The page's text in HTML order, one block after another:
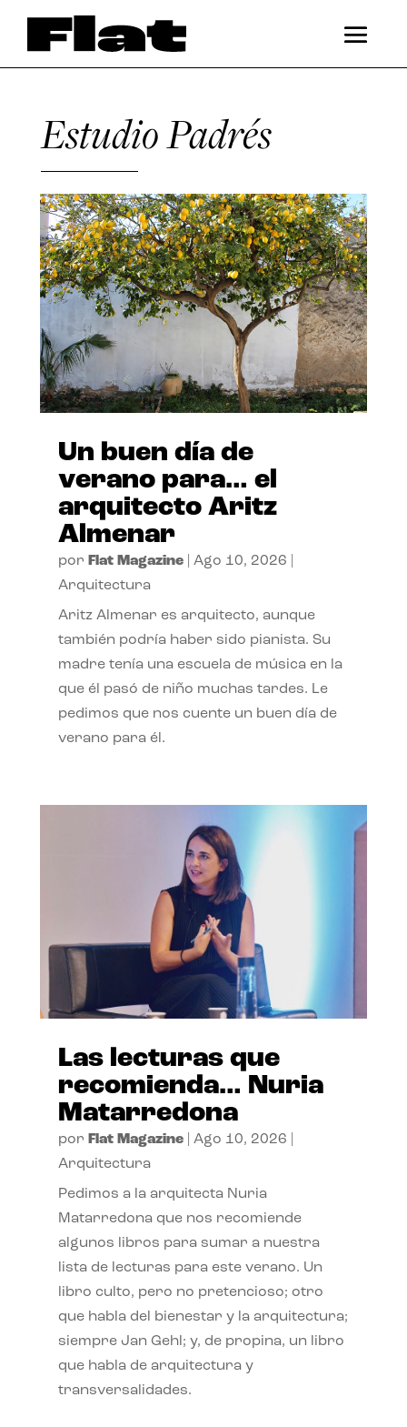
Estudio Padrés
Un buen día de
verano para… el
arquitecto Aritz
Almenar
por Flat Magazine| Ago 10, 2026
Arquitectura
Aritz Almenar es arquitecto, aunque
también podría haber sido pianista. Su
madre tenía una escuela de música en la
que él pasó de niño muchas tardes. Le
pedimos que nos cuente un buen día de
verano para él.
Las lecturas que
recomienda… Nuria
Matarredona
por Flat Magazine| Ago 10, 2026
Arquitectura
Pedimos a la arquitecta Nuria
Matarredona que nos recomiende
algunos libros para sumar a nuestra
lista de lecturas para este verano. Un
libro culto, pero no pretencioso; otro
que habla del bienestar y la arquitectura;
siempre Jan Gehl; y, de propina, un libro
que habla de arquitectura y
transversalidades.